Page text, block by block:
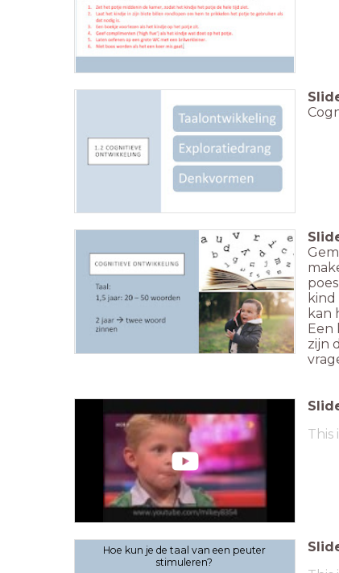
kan
Een
zijn
This
Hoe kun je de taal van een peuter
stimuleren?